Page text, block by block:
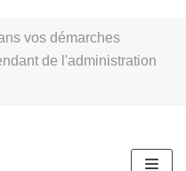
vos démarches
de l'administration